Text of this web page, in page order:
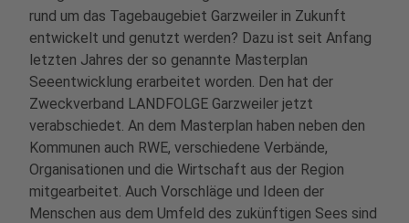
rund um das Tagebaugebiet Garzweiler in Zukunft
entwickelt und genutzt werden? Dazu ist seit Anfang
letzten Jahres der so genannte Masterplan
Seeentwicklung erarbeitet worden. Den hat der
Zweckverband LANDFOLGE Garzweiler jetzt
verabschiedet. An dem Masterplan haben neben den
Kommunen auch RWE, verschiedene Verbände,
Organisationen und die Wirtschaft aus der Region
mitgearbeitet. Auch Vorschläge und Ideen der
Menschen aus dem Umfeld des zukünftigen Sees sind